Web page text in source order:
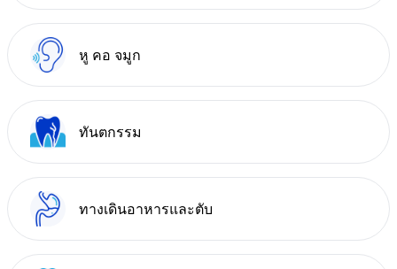
หู คอ จมูก
ทันตกรรม
ทางเดินอาหารและตับ